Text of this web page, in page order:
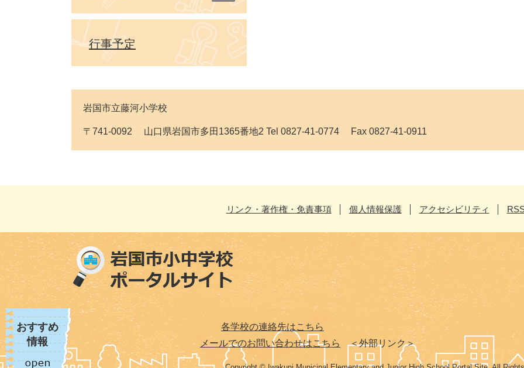
行事予定
岩国市立藤河小学校
〒741-0092 山口県岩国市多田1365番地2 Tel 0827-41-0774 Fax 0827-41-0911
リンク・著作権・免責事項 個人情報保護 アクセシビリティ
各学校の連絡先はこちら
メールでのお問い合わせはこちら
＜外部リンク＞
おすすめ
情報